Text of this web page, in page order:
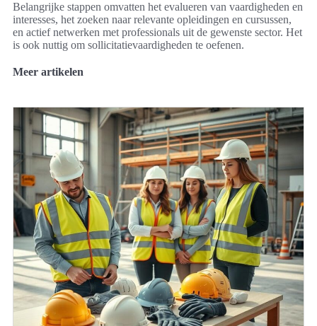
Belangrijke stappen omvatten het evalueren van vaardigheden en
interesses, het zoeken naar relevante opleidingen en cursussen,
en actief netwerken met professionals uit de gewenste sector. Het
is ook nuttig om sollicitatievaardigheden te oefenen.
Meer artikelen